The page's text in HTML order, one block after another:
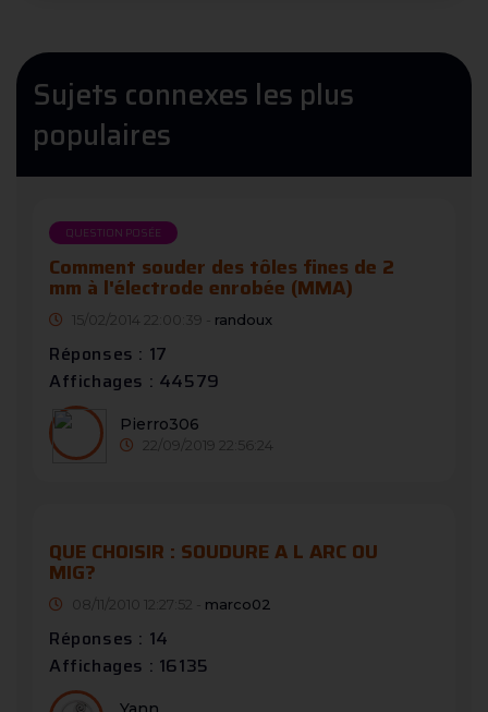
Sujets connexes les plus
populaires
QUESTION POSÉE
Comment souder des tôles fines de 2
mm à l'électrode enrobée (MMA)
15/02/2014 22:00:39 - randoux
Réponses : 17
Affichages : 44579
Pierro306
22/09/2019 22:56:24
QUE CHOISIR : SOUDURE A L ARC OU
MIG?
08/11/2010 12:27:52 - marco02
Réponses : 14
Affichages : 16135